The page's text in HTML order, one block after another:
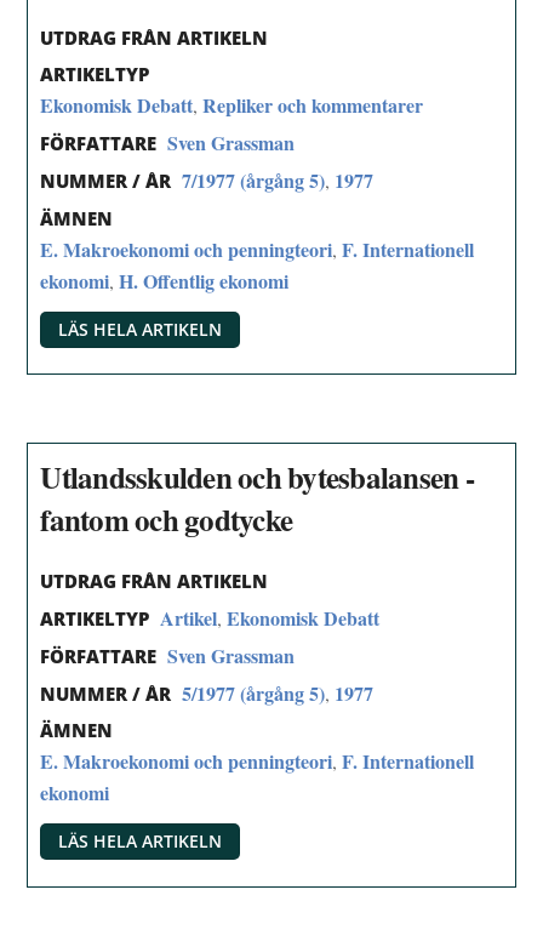
UTDRAG FRÅN ARTIKELN
ARTIKELTYP
Ekonomisk Debatt,Repliker och kommentarer
FÖRFATTARE Sven Grassman
NUMMER / ÅR 7/1977 (årgång 5), 1977
ÄMNEN
E. Makroekonomi och penningteori,F. Internationell
ekonomi,H. Offentlig ekonomi
LÄS HELA ARTIKELN
Utlandsskulden och bytesbalansen -
fantom och godtycke
UTDRAG FRÅN ARTIKELN
ARTIKELTYP Artikel,Ekonomisk Debatt
FÖRFATTARE Sven Grassman
NUMMER / ÅR 5/1977 (årgång 5), 1977
ÄMNEN
E. Makroekonomi och penningteori,F. Internationell
ekonomi
LÄS HELA ARTIKELN